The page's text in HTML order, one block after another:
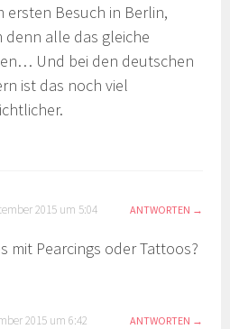
ersten Besuch in Berlin,
denn alle das gleiche
Und bei den deutschen
ist das noch viel
2015 um 5:04 ANTWORTEN
mit Pearcings oder Tattoos?
2015 um 6:42 ANTWORTEN